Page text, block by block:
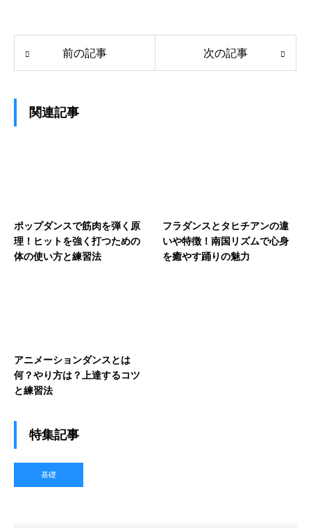
前の記事 次の記事
関連記事
ポップダンスで筋肉を弾く原
理！ヒットを強く打つための
体の使い方と練習法
フラダンスとタヒチアンの違
いや特徴！南国リズムで心身
を癒やす踊りの魅力
アニメーションダンスとは
何？やり方は？上達するコツ
と練習法
特集記事
基礎